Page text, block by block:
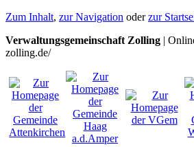
Zum Inhalt, zur Navigation oderzur
Verwaltungsgemeinschaft Zolling |
zolling.de/